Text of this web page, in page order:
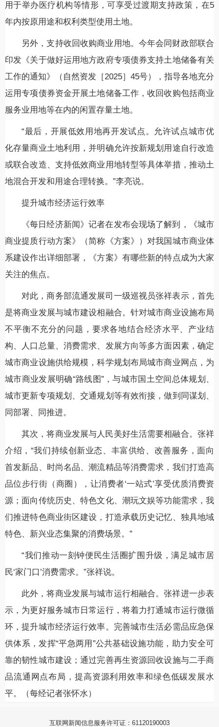
用于举办医疗机构等情形，可享受过渡期支持政策，在5
年内按原用途和权利类型使用土地。
另外，支持收回收购商业用地。今年会同财政部联合
印发《关于做好运用地方政府专项债券支持土地储备有关
工作的通知》（自然资发［2025］45号），指导各地充分
运用专项债券资金开展土地储备工作，收回收购包括商业
服务业用地等在内的闲置存量土地。
“最后，开展低效用地再开发试点。允许试点城市优
化存量商业土地利用，并明确允许按新规划用途自行改造
或联合改造、支持低效商业用地转型等具体举措，推动土
地混合开发和用途合理转换。”李亮说。
提升城市经济运行效率
《每日经济新闻》记者在发布会现场了解到，《城市
商业提质行动方案》（简称《方案》）对我国城市商业体
系建设作出详细部署，《方案》有哪些新的特点成为大家
关注的焦点。
对此，商务部流通发展司一级巡视员张祥表示，首先
是将商业发展与城市建设相融合。针对城市商业设施布局
不平衡不充分的问题，要求各地结合经济水平、产业结
构、人口总量、消费需求、发展方向等多方面因素，确定
城市商业设施供给规模，科学规划布局城市商业网点，为
城市商业发展明确“路线图”，与城市国土空间总体规划、
城市更新专项规划、交通规划等有效衔接，做到同谋划、
同部署、同推进。
其次，将商业发展与人民美好生活需要相融合。张祥
介绍，“我们持续创新业态、丰富供给、改善服务，面向
首发新品、时尚名品、潮流精品等消费需求，我们打造高
品位步行街（商圈），让消费者‘一站式’享受优质消费资
源；面向传统历史、特色文化、潮玩文娱等功能需求，我
们推进特色商业街区建设，打造承载历史记忆、独具地域
特色、新兴业态集聚的消费场景。”
“我们推动一刻钟便民生活圈扩围升级，满足城市居
民‘家门口’消费需求。”张祥说。
此外，将商业发展与城市运行相融合。张祥进一步表
示，为更好服务城市日常运行，将着力打通城市运行微循
环，提升城市经济运行效率。完善城市生活必需品应急保
供体系，发挥“平急两用”公共基础设施功能，助力安全可
靠的韧性城市建设；通过完善再生资源回收设施与二手商
品流通网点布局，提高资源利用效率和绿色低碳发展水
平。（每经记者张怀水）
互联网新闻信息服务许可证：61120190003